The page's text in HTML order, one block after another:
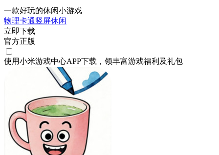
一款好玩的休闲小游戏
物理卡通竖屏休闲
立即下载
官方正版
使用小米游戏中心APP下载 ，领丰富游戏福利 及礼包